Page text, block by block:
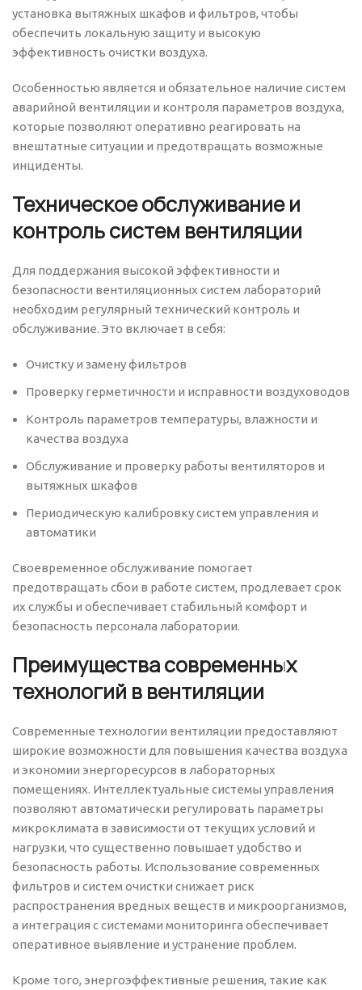
установка вытяжных шкафов и фильтров, чтобы
обеспечить локальную защиту и высокую
эффективность очистки воздуха.
Особенностью является и обязательное наличие систем
аварийной вентиляции и контроля параметров воздуха,
которые позволяют оперативно реагировать на
внештатные ситуации и предотвращать возможные
инциденты.
Техническое обслуживание и
контроль систем вентиляции
Для поддержания высокой эффективности и
безопасности вентиляционных систем лабораторий
необходим регулярный технический контроль и
обслуживание. Это включает в себя:
Очистку и замену фильтров
Проверку герметичности и исправности воздуховодов
Контроль параметров температуры, влажности и
качества воздуха
Обслуживание и проверку работы вентиляторов и
вытяжных шкафов
Периодическую калибровку систем управления и
автоматики
Своевременное обслуживание помогает
предотвращать сбои в работе систем, продлевает срок
их службы и обеспечивает стабильный комфорт и
безопасность персонала лаборатории.
Преимущества современных
технологий в вентиляции
Современные технологии вентиляции предоставляют
широкие возможности для повышения качества воздуха
и экономии энергоресурсов в лабораторных
помещениях. Интеллектуальные системы управления
позволяют автоматически регулировать параметры
микроклимата в зависимости от текущих условий и
нагрузки, что существенно повышает удобство и
безопасность работы. Использование современных
фильтров и систем очистки снижает риск
распространения вредных веществ и микроорганизмов,
а интеграция с системами мониторинга обеспечивает
оперативное выявление и устранение проблем.
Кроме того, энергоэффективные решения, такие как